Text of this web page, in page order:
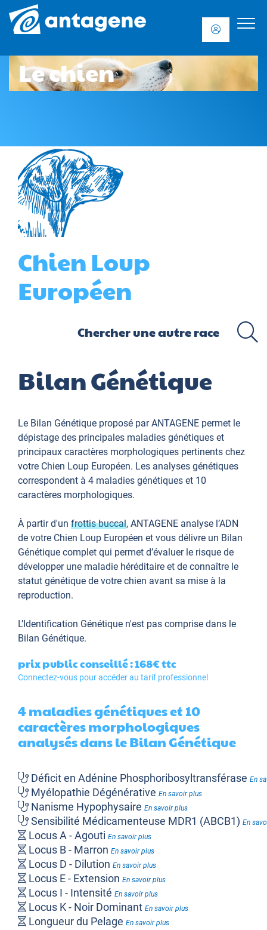
Le chien
Chien Loup
Européen
Bilan Génétique
Le Bilan Génétique proposé par ANTAGENE permet le
dépistage des principales maladies génétiques et
principaux caractères morphologiques pertinents chez
votre Chien Loup Européen. Les analyses génétiques
correspondent à 4 maladies génétiques et 10
caractères morphologiques.
À partir d'un frottis buccal, ANTAGENE analyse l’ADN
de votre Chien Loup Européen et vous délivre un Bilan
Génétique complet qui permet d’évaluer le risque de
développer une maladie héréditaire et de connaître le
statut génétique de votre chien avant sa mise à la
reproduction.
L’Identification Génétique n'est pas comprise dans le
Bilan Génétique.
prix public conseillé : 168€ttc
Connectez-vous pour accéder au tarif professionnel
4 maladies génétiques et 10
caractères morphologiques
analysés dans le Bilan Génétique
Déficit en Adénine Phosphoribosyltransférase En
Myélopathie Dégénérative En savoir plus
Nanisme Hypophysaire En savoir plus
Sensibilité Médicamenteuse MDR1 (ABCB1) En
Locus A - Agouti En savoir plus
Locus B - Marron En savoir plus
Locus D - Dilution En savoir plus
Locus E - Extension En savoir plus
Locus I - Intensité En savoir plus
Locus K - Noir Dominant En savoir plus
Longueur du Pelage En savoir plus